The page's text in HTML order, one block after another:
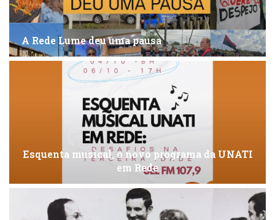
A Rede Lume deu uma pausa
Esquenta musical, o novo programa da UNATI
em Rede